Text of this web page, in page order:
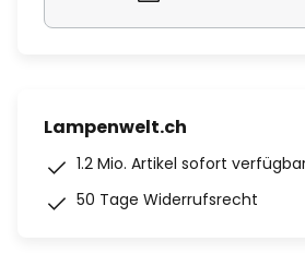
Lampenwelt.ch
1.2 Mio. Artikel sofort
50 Tage Widerrufsrecht